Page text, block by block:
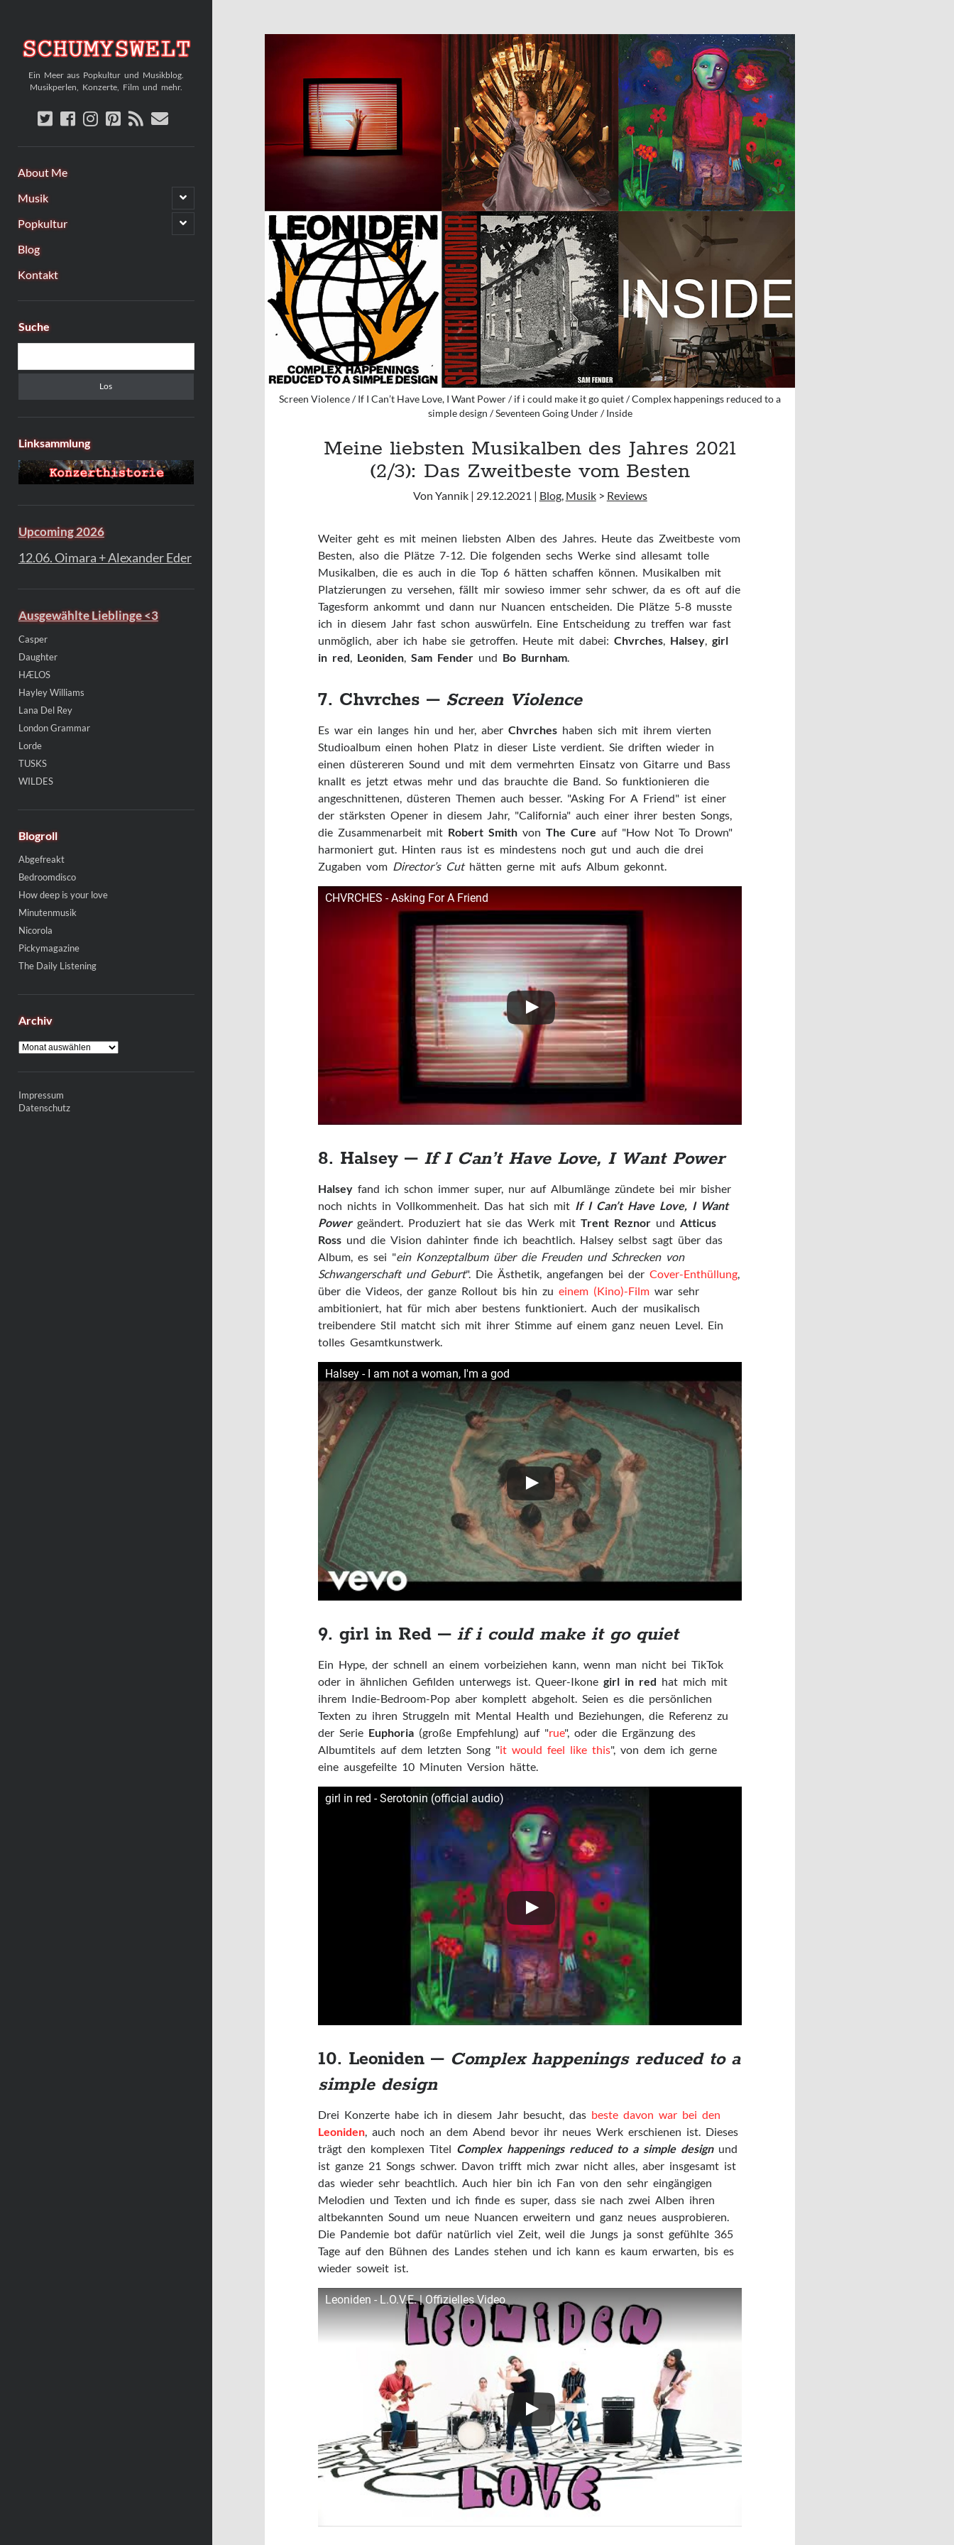
Schumyswelt
Ein Meer aus Popkultur und Musikblog.
Musikperlen, Konzerte, Film und mehr.
twitterfacebook
instagram
pinterest
rssemail
About Me
Musik
Untermenü
öffnen
Popkultur
Untermenü
öffnen
Blog
Kontakt
Suche
Linksammlung
Upcoming 2026
12.06. Oimara + Alexander Eder
Ausgewählte Lieblinge <3
Casper
Daughter
HÆLOS
Hayley Williams
Lana Del Rey
London Grammar
Lorde
TUSKS
WILDES
Blogroll
Abgefreakt
Bedroomdisco
How deep is your love
Minutenmusik
Nicorola
Pickymagazine
The Daily Listening
Archiv
Archiv
Impressum
Datenschutz
Screen Violence / If I Can’t Have Love, I Want Power / if i could make it go quiet / Complex happenings reduced to a
simple design / Seventeen Going Under / Inside
Meine liebsten Musikalben des Jahres 2021
(2/3): Das Zweitbeste vom Besten
Von Yannik | 29.12.2021 | Blog, Musik> Reviews
Weiter geht es mit meinen liebsten Alben des Jahres. Heute das Zweitbeste vom
Besten, also die Plätze 7-12. Die folgenden sechs Werke sind allesamt tolle
Musikalben, die es auch in die Top 6 hätten schaffen können. Musikalben mit
Platzierungen zu versehen, fällt mir sowieso immer sehr schwer, da es oft auf die
Tagesform ankommt und dann nur Nuancen entscheiden. Die Plätze 5-8 musste
ich in diesem Jahr fast schon auswürfeln. Eine Entscheidung zu treffen war fast
unmöglich, aber ich habe sie getroffen. Heute mit dabei:Chvrches, Halsey,girl
in red, Leoniden,Sam Fender und Bo Burnham.
7. Chvrches – Screen Violence
Es war ein langes hin und her, aberChvrches haben sich mit ihrem vierten
Studioalbum einen hohen Platz in dieser Liste verdient. Sie driften wieder in
einen düstereren Sound und mit dem vermehrten Einsatz von Gitarre und Bass
knallt es jetzt etwas mehr und das brauchte die Band. So funktionieren die
angeschnittenen, düsteren Themen auch besser. "Asking For A Friend" ist einer
der stärksten Opener in diesem Jahr, "California" auch einer ihrer besten Songs,
die Zusammenarbeit mit Robert Smith vonThe Cure auf "How Not To Drown"
harmoniert gut. Hinten raus ist es mindestens noch gut und auch die drei
Zugaben vom Director’s Cuthätten gerne mit aufs Album gekonnt.
CHVRCHES - Asking For A Friend
8. Halsey – If I Can’t Have Love, I Want Power
Halsey fand ich schon immer super, nur auf Albumlänge zündete bei mir bisher
noch nichts in Vollkommenheit. Das hat sich mit If I Can’t Have Love, I Want
Powergeändert. Produziert hat sie das Werk mitTrent Reznor undAtticus
Ross und die Vision dahinter finde ich beachtlich. Halsey selbst sagt über das
Album, es sei "ein Konzeptalbum über die Freuden und Schrecken von
Schwangerschaft und Geburt". Die Ästhetik, angefangen bei derCover-Enthüllung,
über die Videos, der ganze Rollout bis hin zueinem (Kino)-Film war sehr
ambitioniert, hat für mich aber bestens funktioniert. Auch der musikalisch
treibendere Stil matcht sich mit ihrer Stimme auf einem ganz neuen Level. Ein
tolles Gesamtkunstwerk.
Halsey - I am not a woman, I'm a god
9. girl in Red –if i could make it go quiet
Ein Hype, der schnell an einem vorbeiziehen kann, wenn man nicht bei TikTok
oder in ähnlichen Gefilden unterwegs ist. Queer-Ikone girl in red hat mich mit
ihrem Indie-Bedroom-Pop aber komplett abgeholt. Seien es die persönlichen
Texten zu ihren Struggeln mit Mental Health und Beziehungen, die Referenz zu
der Serie Euphoria (große Empfehlung) auf "rue", oder die Ergänzung des
Albumtitels auf dem letzten Song "it would feel like this", von dem ich gerne
eine ausgefeilte 10 Minuten Version hätte.
girl in red - Serotonin (official audio)
10. Leoniden – Complex happenings reduced to a
simple design
Drei Konzerte habe ich in diesem Jahr besucht, das beste davon war bei den
Leoniden, auch noch an dem Abend bevor ihr neues Werk erschienen ist. Dieses
trägt den komplexen Titel Complex happenings reduced to a simple designund
ist ganze 21 Songs schwer. Davon trifft mich zwar nicht alles, aber insgesamt ist
das wieder sehr beachtlich. Auch hier bin ich Fan von den sehr eingängigen
Melodien und Texten und ich finde es super, dass sie nach zwei Alben ihren
altbekannten Sound um neue Nuancen erweitern und ganz neues ausprobieren.
Die Pandemie bot dafür natürlich viel Zeit, weil die Jungs ja sonst gefühlte 365
Tage auf den Bühnen des Landes stehen und ich kann es kaum erwarten, bis es
wieder soweit ist.
Leoniden - L.O.V.E. | Offizielles Video